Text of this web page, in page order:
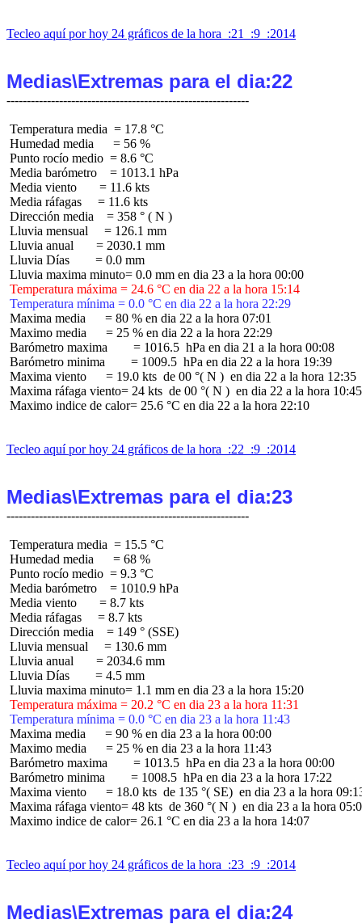
Tecleo aquí por hoy 24 gráficos de la hora  :21  :9  :2014
Medias\Extremas para el dia:22
Temperatura media  = 17.8 °C
Humedad media      = 56 %
Punto rocío medio  = 8.6 °C
Media barómetro    = 1013.1 hPa
Media viento       = 11.6 kts
Media ráfagas     = 11.6 kts
Dirección media    = 358 ° ( N )
Lluvia mensual     = 126.1 mm
Lluvia anual       = 2030.1 mm
Lluvia Días        = 0.0 mm
Temperatura máxima = 24.6 °C en dia 22 a la hora 15:14
Temperatura mínima = 0.0 °C en dia 22 a la hora 22:29
Maxima media      = 80 % en dia 22 a la hora 07:01
Maximo media      = 25 % en dia 22 a la hora 22:29
Barómetro maxima        = 1016.5  hPa en dia 21 a la hora 00:08
Barómetro minima        = 1009.5  hPa en dia 22 a la hora 19:39
Maxima viento      = 19.0 kts  de 00 °( N )  en dia 22 a la hora 12:35
Maxima ráfaga viento= 24 kts  de 00 °( N )  en dia 22 a la hora 10:45
Maximo indice de calor= 25.6 °C en dia 22 a la hora 22:10
Tecleo aquí por hoy 24 gráficos de la hora  :22  :9  :2014
Medias\Extremas para el dia:23
Temperatura media  = 15.5 °C
Humedad media      = 68 %
Punto rocío medio  = 9.3 °C
Media barómetro    = 1010.9 hPa
Media viento       = 8.7 kts
Media ráfagas     = 8.7 kts
Dirección media    = 149 ° (SSE)
Lluvia mensual     = 130.6 mm
Lluvia anual       = 2034.6 mm
Lluvia Días        = 4.5 mm
Temperatura máxima = 20.2 °C en dia 23 a la hora 11:31
Temperatura mínima = 0.0 °C en dia 23 a la hora 11:43
Maxima media      = 90 % en dia 23 a la hora 00:00
Maximo media      = 25 % en dia 23 a la hora 11:43
Barómetro maxima        = 1013.5  hPa en dia 23 a la hora 00:00
Barómetro minima        = 1008.5  hPa en dia 23 a la hora 17:22
Maxima viento      = 18.0 kts  de 135 °( SE)  en dia 23 a la hora
Maxima ráfaga viento= 48 kts  de 360 °( N )  en dia 23 a la hora
Maximo indice de calor= 26.1 °C en dia 23 a la hora 14:07
Tecleo aquí por hoy 24 gráficos de la hora  :23  :9  :2014
Medias\Extremas para el dia:24